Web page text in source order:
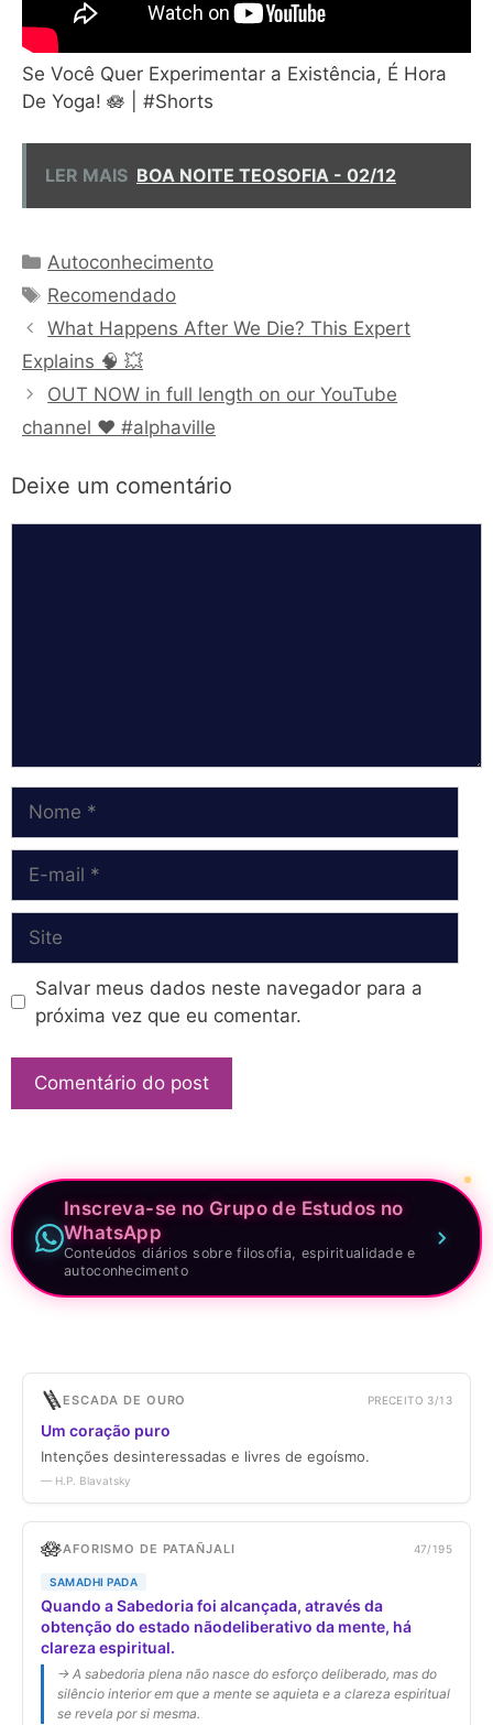
Se Você Quer Experimentar a Existência, É Hora
De Yoga! 🪷 | #Shorts
LER MAIS BOA NOITE TEOSOFIA - 02/12
Categorias
Autoconhecimento
Tags
Recomendado
What Happens After We Die? This Expert
Explains 🧠 💥
OUT NOW in full length on our YouTube
channel ❤️ #alphaville
Deixe um comentário
mail
Salvar meus dados neste navegador para a
próxima vez que eu comentar.
Inscreva-se no Grupo de Estudos no
WhatsApp
Conteúdos diários sobre filosofia, espiritualidade e
autoconhecimento